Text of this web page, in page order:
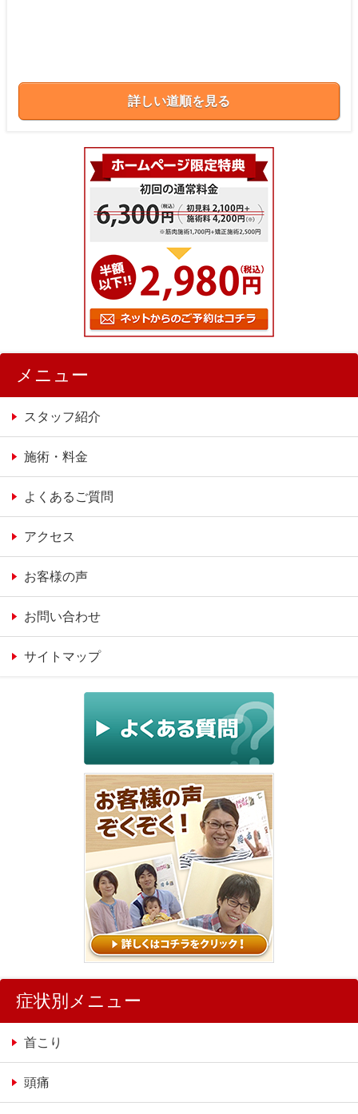
詳しい道順を見る
メニュー
スタッフ紹介
施術・料金
よくあるご質問
アクセス
お客様の声
お問い合わせ
サイトマップ
症状別メニュー
首こり
頭痛